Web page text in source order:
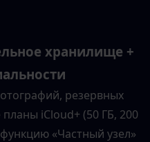
хранилище +
резервных
iCloud+ (50 ГБ, 200
«Частный узел»